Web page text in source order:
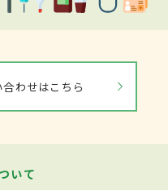
わせはこちら
いて